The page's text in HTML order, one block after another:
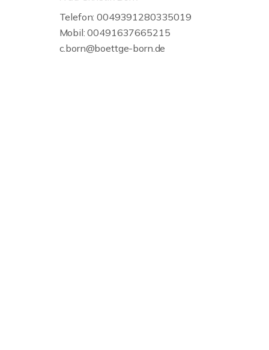
Telefon: 0049391280335019
Mobil: 00491637665215
c.born@boettge-born.de